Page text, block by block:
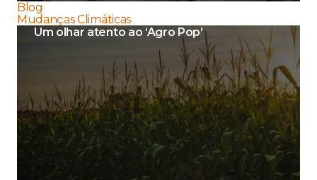
Blog
Mudanças Climáticas
Um olhar atento ao ‘Agro Pop’